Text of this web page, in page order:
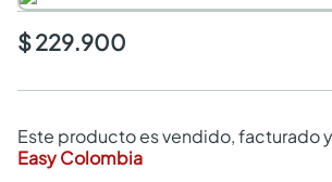
$ 229.900
Este producto es vendido, facturado
Easy Colombia